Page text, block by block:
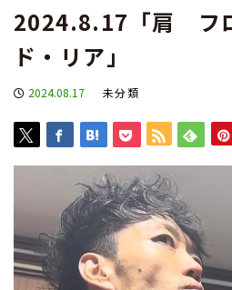
2024.8.17「肩 フ
ド・リア」
2024.08.17 未分類